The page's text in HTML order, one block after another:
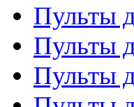
Пульты
Пульты
Пульты